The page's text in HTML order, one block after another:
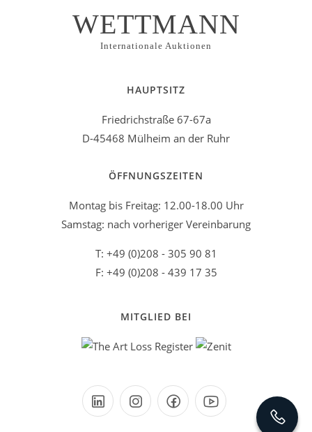
WETTMANN
Internationale Auktionen
HAUPTSITZ
Friedrichstraße 67-67a
D-45468 Mülheim an der Ruhr
ÖFFNUNGSZEITEN
Montag bis Freitag: 12.00-18.00 Uhr
Samstag: nach vorheriger Vereinbarung
T: +49 (0)208 - 305 90 81
F: +49 (0)208 - 439 17 35
MITGLIED BEI